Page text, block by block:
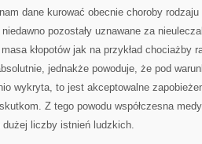
dane kurować obecnie choroby
pozostały uznawane za
kłopotów jak na przykład chociażby
jednakże powoduje, że pod
wykryta, to jest akceptowalne
Z tego powodu współczesna
dużej liczby istnień ludzkich.